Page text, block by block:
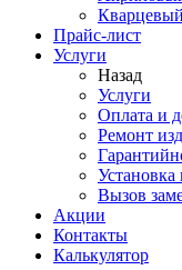
Прайс-лист
Услуги
Назад
Услуги
Оплата и
Ремонт
Установка
Вызов
Акции
Контакты
Калькулятор